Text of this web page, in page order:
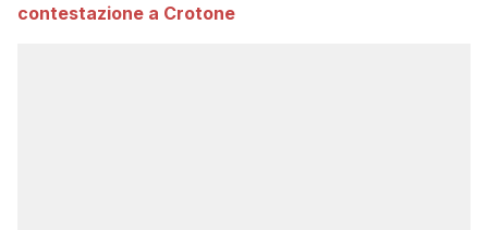
contestazione a Crotone